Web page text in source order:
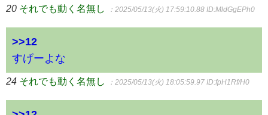
20 それでも動く名無し ：2025/05/13(火) 17:59:10.88 ID:MldGgEPh0
>>12
すげーよな
24 それでも動く名無し ：2025/05/13(火) 18:05:59.97 ID:fpH1Rf/H0